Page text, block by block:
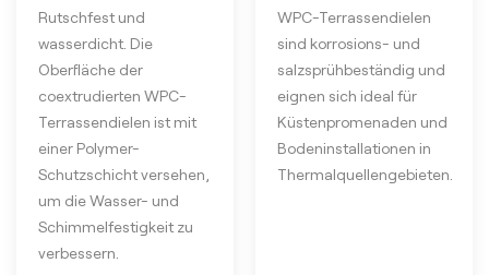
Rutschfest und
wasserdicht. Die
Oberfläche der
coextrudierten WPC-
Terrassendielen ist mit
einer Polymer-
Schutzschicht versehen,
um die Wasser- und
Schimmelfestigkeit zu
verbessern.
WPC-Terrassendielen
sind korrosions- und
salzsprühbeständig und
eignen sich ideal für
Küstenpromenaden und
Bodeninstallationen in
Thermalquellengebieten.